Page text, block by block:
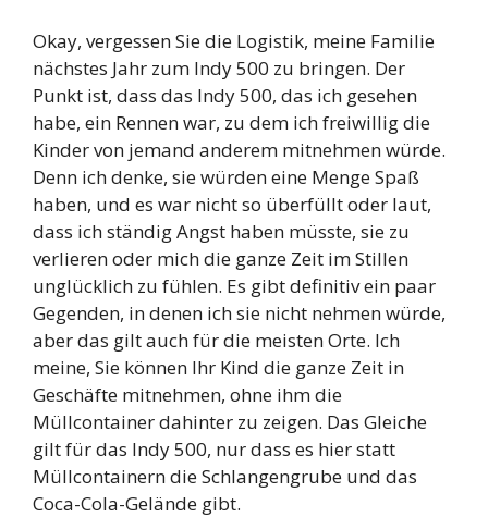
Okay, vergessen Sie die Logistik, meine Familie
nächstes Jahr zum Indy 500 zu bringen. Der
Punkt ist, dass das Indy 500, das ich gesehen
habe, ein Rennen war, zu dem ich freiwillig die
Kinder von jemand anderem mitnehmen würde.
Denn ich denke, sie würden eine Menge Spaß
haben, und es war nicht so überfüllt oder laut,
dass ich ständig Angst haben müsste, sie zu
verlieren oder mich die ganze Zeit im Stillen
unglücklich zu fühlen. Es gibt definitiv ein paar
Gegenden, in denen ich sie nicht nehmen würde,
aber das gilt auch für die meisten Orte. Ich
meine, Sie können Ihr Kind die ganze Zeit in
Geschäfte mitnehmen, ohne ihm die
Müllcontainer dahinter zu zeigen. Das Gleiche
gilt für das Indy 500, nur dass es hier statt
Müllcontainern die Schlangengrube und das
Coca-Cola-Gelände gibt.